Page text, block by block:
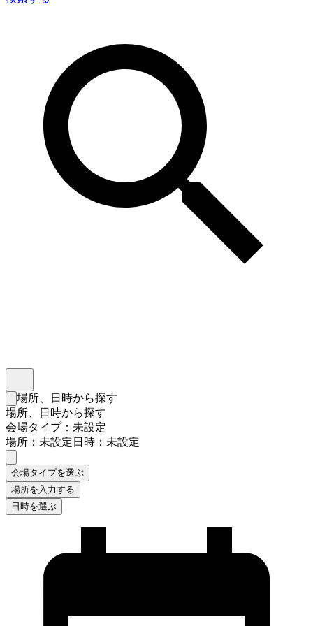
検索フォームを閉じる
場所、日時から探す
場所、日時から探す
会場タイプ：未設定
場所：未設定日時：未設定
会場タイプを選ぶ
場所を入力する
日時を選ぶ